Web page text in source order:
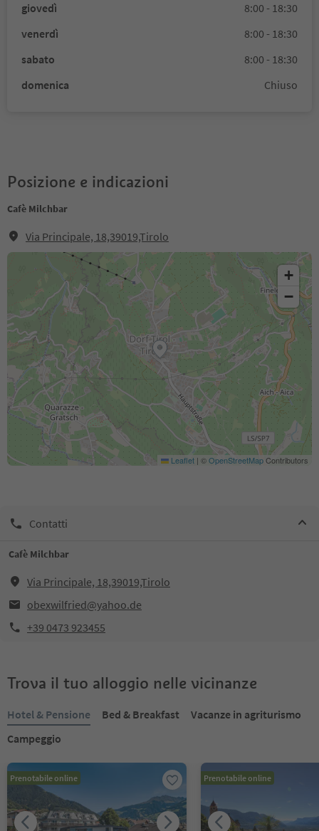
giovedì
8:00 - 18:30
venerdì
8:00 - 18:30
sabato
8:00 - 18:30
domenica
Chiuso
Posizione e indicazioni
Cafè Milchbar
Via Principale, 18,39019,Tirolo
+
−
Leaflet | ©OpenStreetMapContributors
Contatti
Cafè Milchbar
Via Principale, 18,39019,Tirolo
obexwilfried@yahoo.de
+39 0473 923455
Trova il tuo alloggio nelle vicinanze
Hotel & Pensione Bed & Breakfast
Vacanze in agriturismo
Campeggio
Prenotabile online Prenotabile online